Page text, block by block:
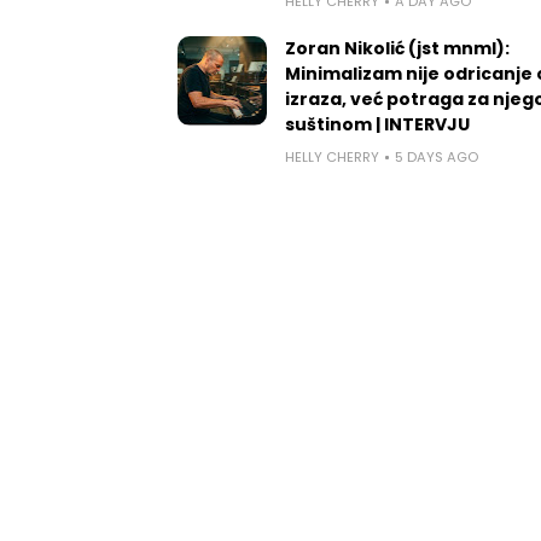
Zoran Nikolić (jst mnml):
Minimalizam nije odricanje
izraza, već potraga za
suštinom | INTERVJU
HELLY CHERRY 5 DAYS AGO